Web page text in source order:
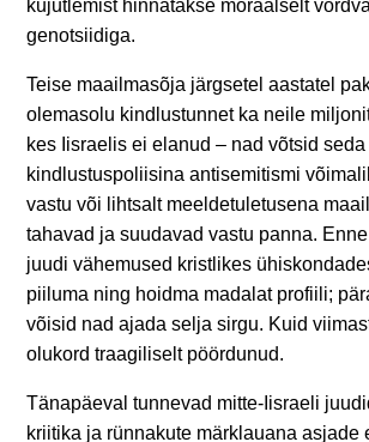
kujutlemist hinnatakse moraalselt
genotsiidiga.
Teise maailmasõja järgsetel aastatel
olemasolu kindlustunnet ka neile
kes Iisraelis ei elanud – nad võtsid seda
kindlustuspoliisina antisemitismi
vastu või lihtsalt meeldetuletusena
tahavad ja suudavad vastu panna.
juudi vähemused kristlikes
piiluma ning hoidma madalat profiili;
võisid nad ajada selja sirgu. Kuid
olukord traagiliselt pöördunud.
Tänapäeval tunnevad mitte-Iisraeli
kriitika ja rünnakute märklauana asjade